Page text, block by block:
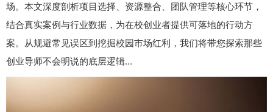
场。本文深度剖析项目选择、资源整合、团队管理等核心环节，
结合真实案例与行业数据，为在校创业者提供可落地的行动方
案。从规避常见误区到挖掘校园市场红利，我们将带您探索那些
创业导师不会明说的底层逻辑...